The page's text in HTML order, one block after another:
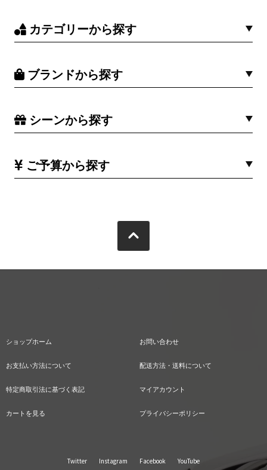
カテゴリーから探す
ブランドから探す
シーンから探す
ご予算から探す
ショップホーム お問い合わせ
お支払い方法について 配送方法・送料について
特定商取引法に基づく表記 マイアカウント
カートを見る プライバシーポリシー
Twitter Instagram Facebook YouTube